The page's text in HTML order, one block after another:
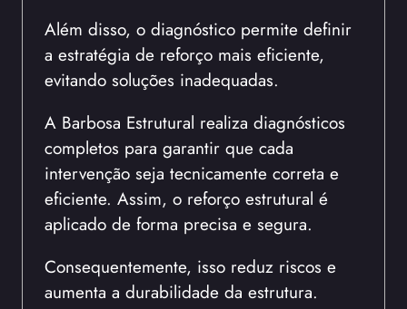
Além disso, o diagnóstico permite definir
a estratégia de reforço mais eficiente,
evitando soluções inadequadas.
A Barbosa Estrutural realiza diagnósticos
completos para garantir que cada
intervenção seja tecnicamente correta e
eficiente. Assim, o reforço estrutural é
aplicado de forma precisa e segura.
Consequentemente, isso reduz riscos e
aumenta a durabilidade da estrutura.